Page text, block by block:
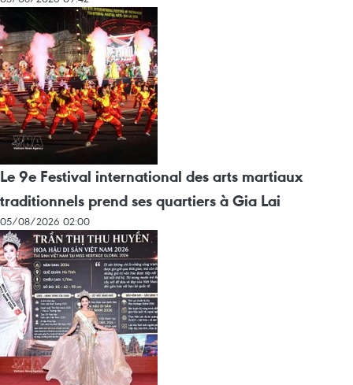
Le 9e Festival international des arts martiaux
traditionnels prend ses quartiers à Gia Lai
05/08/2026 02:00